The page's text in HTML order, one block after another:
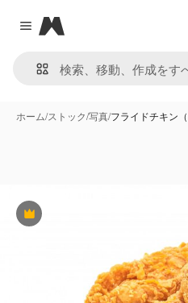
Close menu
Magnific
ホーム/ストック/写真/フライドチキン
Premium